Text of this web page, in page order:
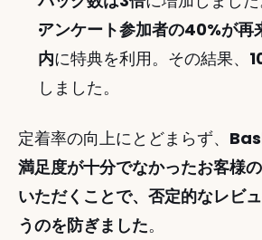
アンケート参加者の40%が再
内に特典を利用。その結果、
しました。
定着率の向上にとどまらず、
満足度が十分でなかったお客様
いただくことで、否定的なレビ
うのを防ぎました。